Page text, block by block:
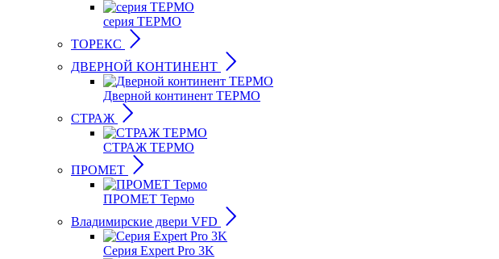
серия ТЕРМО
ТОРЕКС
ДВЕРНОЙ КОНТИНЕНТ
Дверной континент ТЕРМО
СТРАЖ
СТРАЖ ТЕРМО
ПРОМЕТ
ПРОМЕТ Термо
Владимирские двери VFD
Серия Expert Pro 3K